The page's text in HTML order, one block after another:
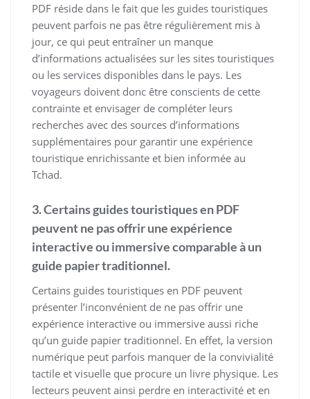
PDF réside dans le fait que les guides touristiques
peuvent parfois ne pas être régulièrement mis à
jour, ce qui peut entraîner un manque
d’informations actualisées sur les sites touristiques
ou les services disponibles dans le pays. Les
voyageurs doivent donc être conscients de cette
contrainte et envisager de compléter leurs
recherches avec des sources d’informations
supplémentaires pour garantir une expérience
touristique enrichissante et bien informée au
Tchad.
3. Certains guides touristiques en PDF
peuvent ne pas offrir une expérience
interactive ou immersive comparable à un
guide papier traditionnel.
Certains guides touristiques en PDF peuvent
présenter l’inconvénient de ne pas offrir une
expérience interactive ou immersive aussi riche
qu’un guide papier traditionnel. En effet, la version
numérique peut parfois manquer de la convivialité
tactile et visuelle que procure un livre physique. Les
lecteurs peuvent ainsi perdre en interactivité et en